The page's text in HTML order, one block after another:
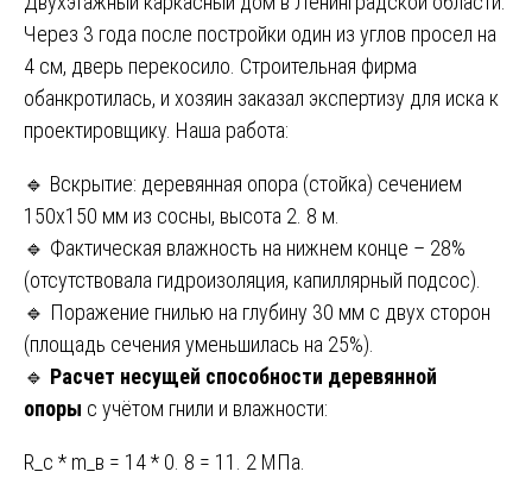
Через 3 года после постройки один из углов просел на
4 см, дверь перекосило. Строительная фирма
обанкротилась, и хозяин заказал экспертизу для иска к
проектировщику. Наша работа:
🔹 Вскрытие: деревянная опора (стойка) сечением
150х150 мм из сосны, высота 2. 8 м.
🔹 Фактическая влажность на нижнем конце – 28%
(отсутствовала гидроизоляция, капиллярный подсос).
🔹 Поражение гнилью на глубину 30 мм с двух сторон
(площадь сечения уменьшилась на 25%).
🔹 Расчет несущей способности деревянной
опоры с учётом гнили и влажности:
R_c * m_в = 14 * 0. 8 = 11. 2 МПа.